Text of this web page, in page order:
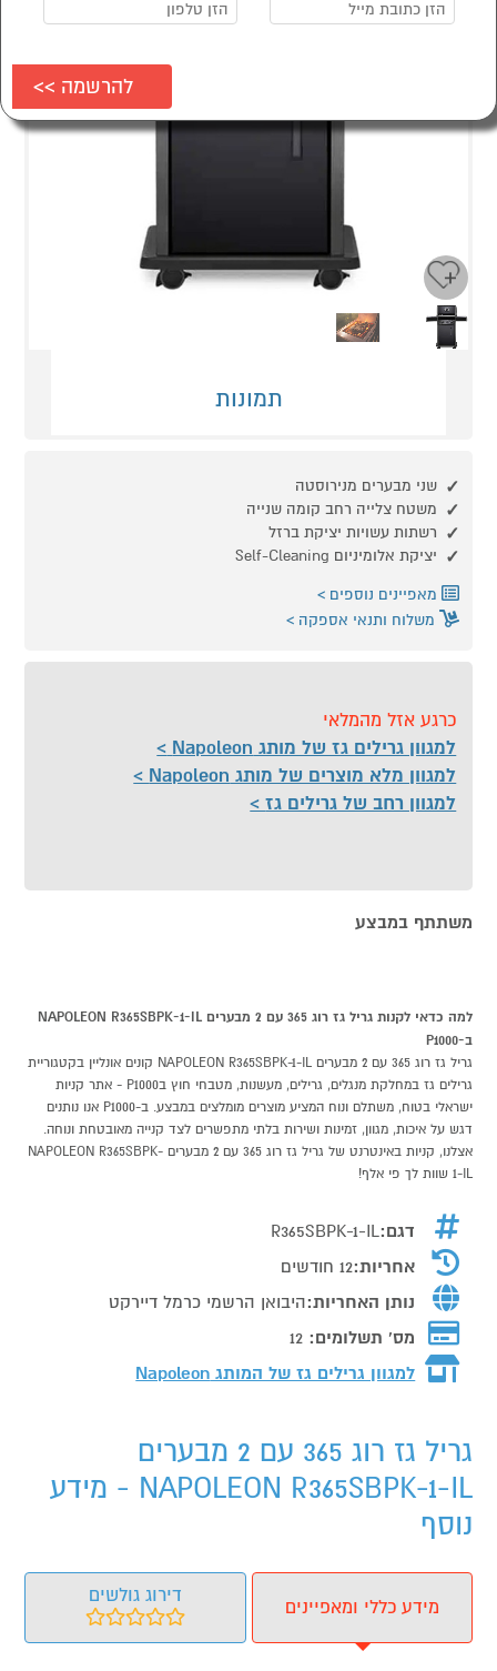
תמונות
שני מבערים מנירוסטה
משטח צלייה רחב קומה שנייה
רשתות עשויות יציקת ברזל
יציקת אלומיניום Self-Cleaning
מאפיינים נוספים
משלוח ותנאי אספקה
כרגע אזל מהמלאי
למגוון גרילים גז של מותג Napoleon
למגוון מלא מוצרים של מותג Napoleon
למגוון רחב של גרילים גז
משתתף במבצע
למה כדאי לקנות גריל גז רוג 365 עם 2 מבערים NAPOLEON R365SBPK-1-IL
ב-P1000
גריל גז רוג 365 עם 2 מבערים NAPOLEON R365SBPK-1-IL קונים אונליין בקטגוריית
גרילים גז במחלקת מנגלים, גרילים, מעשנות, מטבחי חוץ בP1000 - אתר קניות
ישראלי בטוח, משתלם ונוח המציע מוצרים מומלצים במבצע. ב-P1000 אנו נותנים
דגש על איכות, מגוון, זמינות ושירות בלתי מתפשרים לצד קנייה מאובטחת ונוחה.
אצלנו, קניות באינטרנט של גריל גז רוג 365 עם 2 מבערים NAPOLEON R365SBPK-
1-IL שוות לך פי אלף!
דגם:R365SBPK-1-IL
אחריות:12 חודשים
נותן האחריות:היבואן הרשמי כרמל דיירקט
מס' תשלומים: 12
למגוון גרילים גז של המותג Napoleon
גריל גז רוג 365 עם 2 מבערים
NAPOLEON R365SBPK-1-IL - מידע
נוסף
מידע כללי ומאפיינים
דירוג גולשים